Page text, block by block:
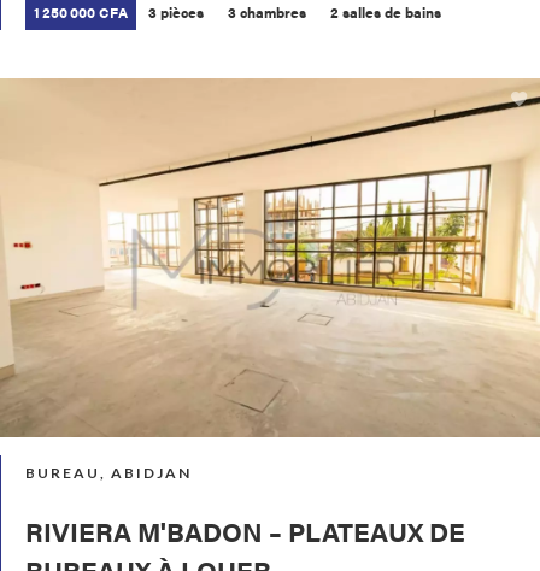
1 250 000 CFA 3 pièces 3 chambres 2 salles de bains
BUREAU, ABIDJAN
RIVIERA M'BADON – PLATEAUX DE